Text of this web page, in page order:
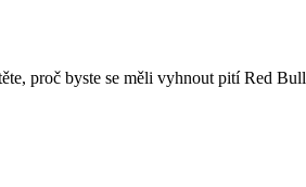
proč byste se měli vyhnout pití Red